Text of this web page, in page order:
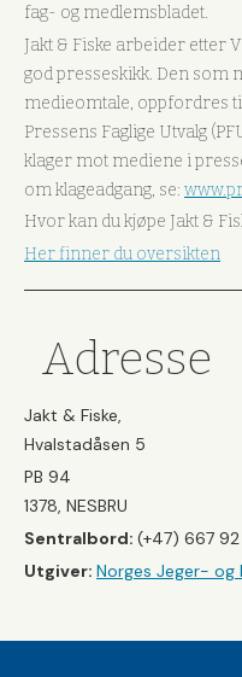
fag- og medlemsbladet.
Jakt & Fiske arbeider
god presseskikk. Den som
medieomtale, oppfordres
Pressens Faglige Utvalg
klager mot mediene i
om klageadgang, se:
Hvor kan du kjøpe Jakt &
Her finner du oversikten
Adresse
Jakt & Fiske,
Hvalstadåsen 5
PB 94
1378, NESBRU
Sentralbord: (+47) 667
Utgiver: Norges Jeger- og